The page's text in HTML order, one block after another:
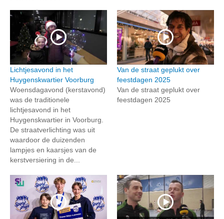
Lichtjesavond in het
Huygenskwartier Voorburg
Woensdagavond (kerstavond)
was de traditionele
lichtjesavond in het
Huygenskwartier in Voorburg.
De straatverlichting was uit
waardoor de duizenden
lampjes en kaarsjes van de
kerstversiering in de...
Van de straat geplukt over
feestdagen 2025
Van de straat geplukt over
feestdagen 2025